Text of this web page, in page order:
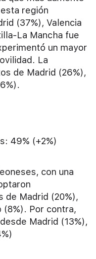
región
(37%), Valencia
La Mancha fue
un mayor
La
de Madrid (26%),
49% (+2%)
con una
de Madrid (20%),
(8%). Por contra,
Madrid (13%),